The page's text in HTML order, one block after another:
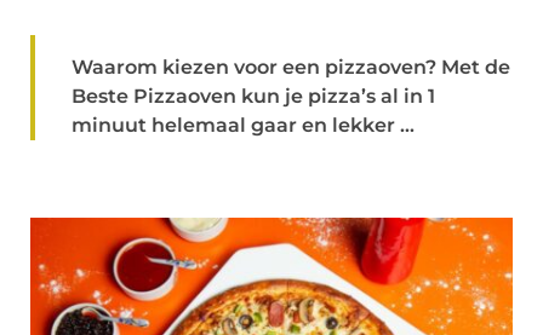
Waarom kiezen voor een pizzaoven? Met de
Beste Pizzaoven kun je pizza’s al in 1
minuut helemaal gaar en lekker ...